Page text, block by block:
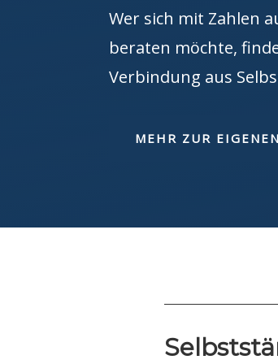
Wer sich mit Zahlen
beraten möchte,
Verbindung aus
MEHR ZUR